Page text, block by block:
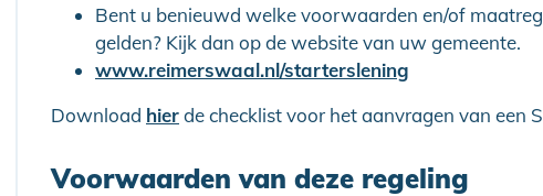
Bent u benieuwd welke voorwaarden en/of
gelden? Kijk dan op de website van uw gemeente.
www.reimerswaal.nl/starterslening
Download hierde checklist voor het aanvragen van een
Voorwaarden van deze regeling